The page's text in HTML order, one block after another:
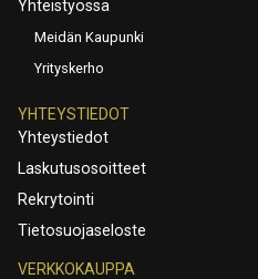
Yhteistyössä
Meidän Kaupunki
Yrityskerho
YHTEYSTIEDOT
Yhteystiedot
Laskutusosoitteet
Rekrytointi
Tietosuojaseloste
VERKKOKAUPPA